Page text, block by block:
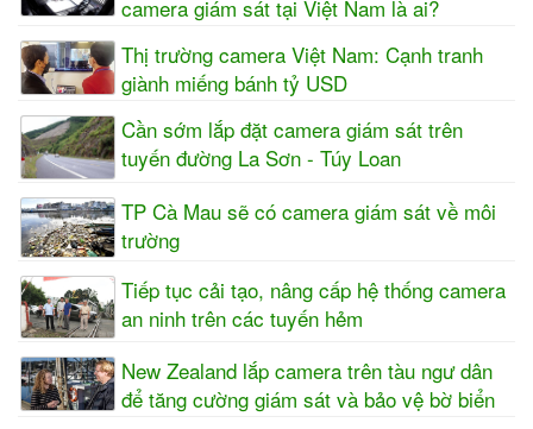
camera giám sát tại Việt Nam là ai?
Thị trường camera Việt Nam: Cạnh tranh
giành miếng bánh tỷ USD
Cần sớm lắp đặt camera giám sát trên
tuyến đường La Sơn - Túy Loan
TP Cà Mau sẽ có camera giám sát về môi
trường
Tiếp tục cải tạo, nâng cấp hệ thống camera
an ninh trên các tuyến hẻm
New Zealand lắp camera trên tàu ngư dân
để tăng cường giám sát và bảo vệ bờ biển